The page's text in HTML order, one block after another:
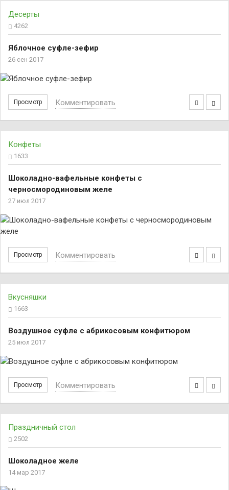
Десерты
4262
Яблочное суфле-зефир
26 сен 2017
Просмотр Комментировать
Конфеты
1633
Шоколадно-вафельные конфеты с
черносмородиновым желе
27 июл 2017
Просмотр Комментировать
Вкусняшки
1663
Воздушное суфле с абрикосовым конфитюром
25 июл 2017
Просмотр Комментировать
Праздничный стол
2502
Шоколадное желе
14 мар 2017